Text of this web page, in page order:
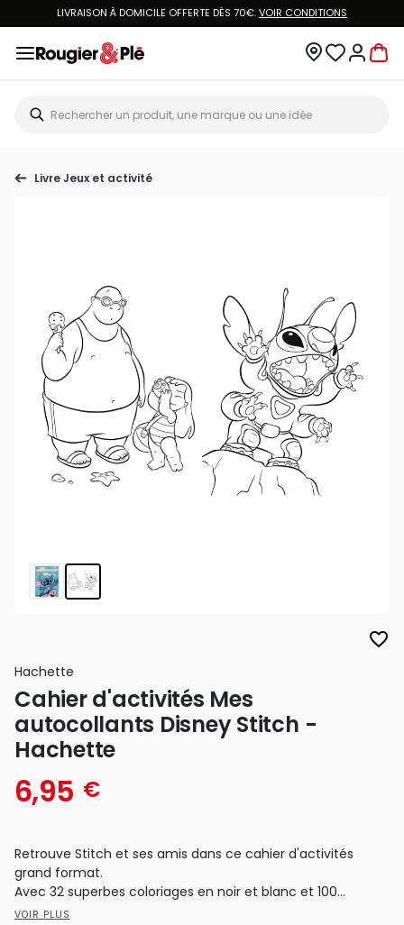
LIVRAISON À DOMICILE OFFERTE DÈS 70€.VOIR CONDITIONS
Livre Jeux et activité
favorite_border
Hachette
Cahier d'activités Mes
autocollants Disney Stitch -
Hachette
6,95 €
Retrouve Stitch et ses amis dans ce cahier d'activités
grand format.
Avec 32 superbes coloriages en noir et blanc et 100...
VOIR PLUS